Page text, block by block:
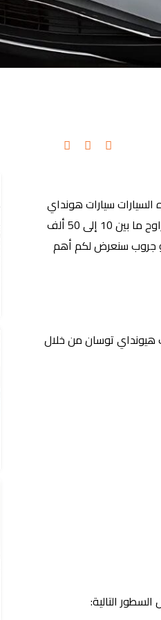
كان على رأس هذه السيارات سيارات هونداي
توسان، تلك السيارة التي تندرج ضمن سيارات الكروس أوفر، حيث زادت اسعار هيونداي توسان بمختلف فئاتها بقيمة تتراوح ما بين 10 إلى 50 ألف
جروب سنعرض لكم أهم
هيونداي توسان من خلال
التالية: